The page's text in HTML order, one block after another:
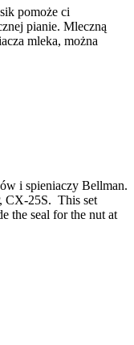
pomoże ci
pianie. Mleczną
mleka, można
i spieniaczy Bellman.
CX-25S. This set
the seal for the nut at